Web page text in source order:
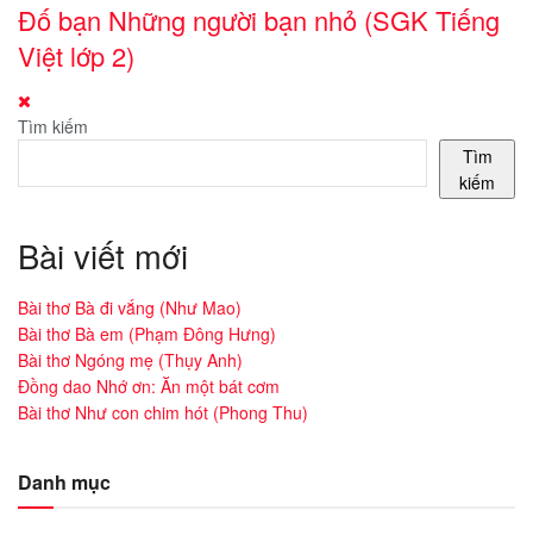
Đố bạn Những người bạn nhỏ (SGK Tiếng
Việt lớp 2)
Tìm kiếm
Tìm
kiếm
Bài viết mới
Bài thơ Bà đi vắng (Như Mao)
Bài thơ Bà em (Phạm Đông Hưng)
Bài thơ Ngóng mẹ (Thụy Anh)
Đồng dao Nhớ ơn: Ăn một bát cơm
Bài thơ Như con chim hót (Phong Thu)
Danh mục